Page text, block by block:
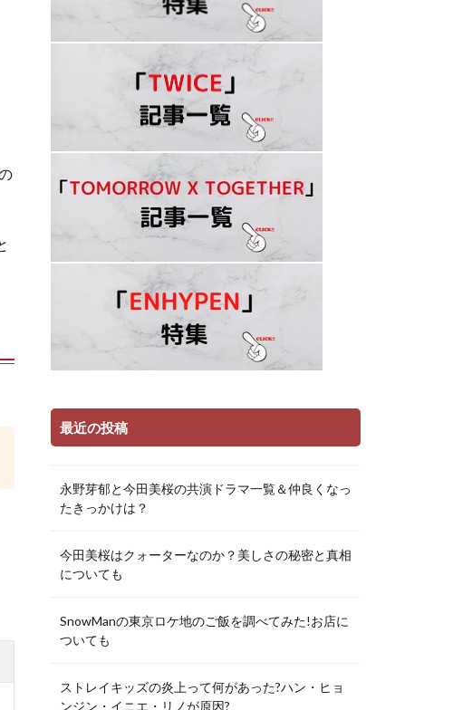
最近の投稿
永野芽郁と今田美桜の共演ドラマ一覧＆仲良くなっ
たきっかけは？
今田美桜はクォーターなのか？美しさの秘密と真相
についても
SnowManの東京ロケ地のご飯を調べてみた!お店に
ついても
ストレイキッズの炎上って何があった?ハン・ヒョ
ンジン・イニエ・リノが原因?